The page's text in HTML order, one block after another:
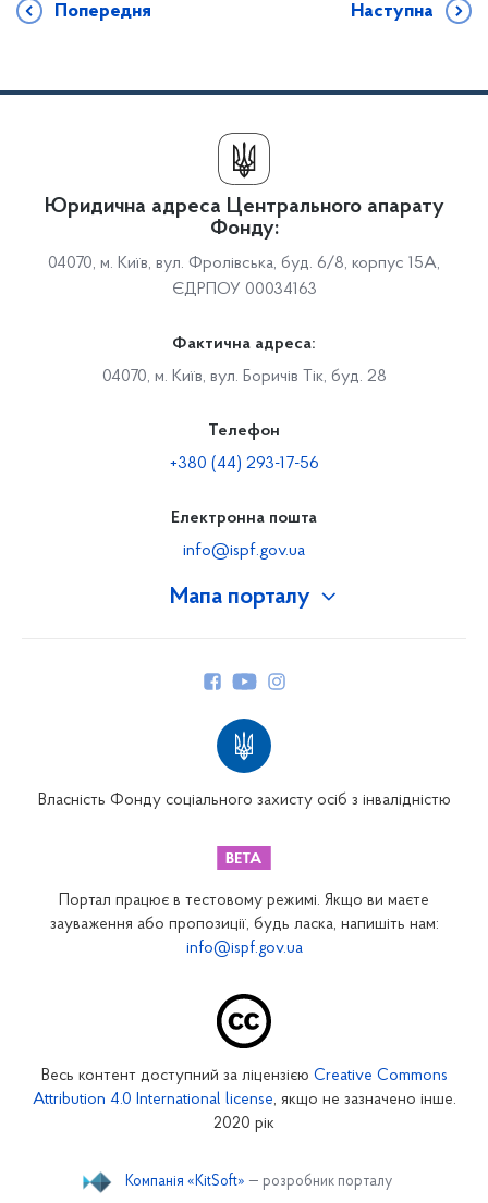
Попередня Наступна
Мапа порталу
Закарпатське відділення
Запорізьке відділення
Кіровоградське відділення
Миколаївське відділення
Юридична адреса Центрального апарату
Фонду:
04070, м. Київ, вул. Фролівська, буд. 6/8, корпус 15А,
ЄДРПОУ 00034163
Фактична адреса:
04070, м. Київ, вул. Боричів Тік, буд. 28
Телефон
+380 (44) 293-17-56
Електронна пошта
info@ispf.gov.ua
Власність Фонду соціального захисту осіб з інвалідністю
Портал працює в тестовому режимі. Якщо ви маєте
зауваження або пропозиції, будь ласка, напишіть нам:
info@ispf.gov.ua
Весь контент доступний за ліцензією Creative Commons
Attribution 4.0 International license, якщо не зазначено інше.
2020 рік
Компанія «KitSoft» — розробник порталу